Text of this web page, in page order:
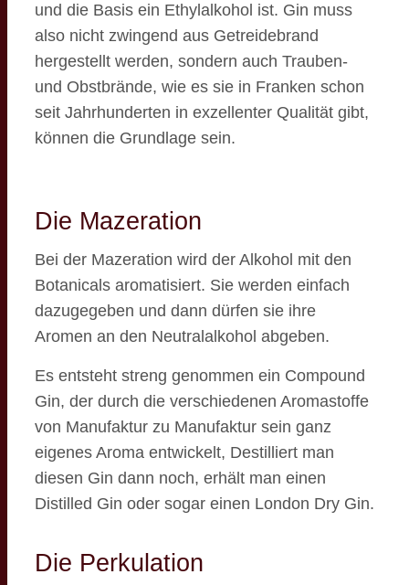
und die Basis ein Ethylalkohol ist. Gin muss
also nicht zwingend aus Getreidebrand
hergestellt werden, sondern auch Trauben-
und Obstbrände, wie es sie in Franken schon
seit Jahrhunderten in exzellenter Qualität gibt,
können die Grundlage sein.
Die Mazeration
Bei der Mazeration wird der Alkohol mit den
Botanicals aromatisiert. Sie werden einfach
dazugegeben und dann dürfen sie ihre
Aromen an den Neutralalkohol abgeben.
Es entsteht streng genommen ein Compound
Gin, der durch die verschiedenen Aromastoffe
von Manufaktur zu Manufaktur sein ganz
eigenes Aroma entwickelt, Destilliert man
diesen Gin dann noch, erhält man einen
Distilled Gin oder sogar einen London Dry Gin.
Die Perkulation